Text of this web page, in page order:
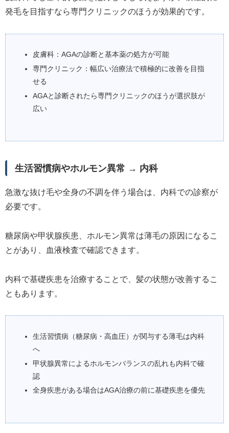
発毛を目指すなら専門クリニックのほうが効果的です。
皮膚科：AGAの診断と基本薬の処方が可能
専門クリニック：幅広い治療法で積極的に改善を目指
せる
AGAと診断されたら専門クリニックのほうが選択肢が
広い
生活習慣病やホルモン異常 → 内科
急激な抜け毛や全身の不調を伴う場合は、内科での診察が
必要です。
糖尿病や甲状腺疾患、ホルモン異常は薄毛の原因になるこ
とがあり、血液検査で確認できます。
内科で基礎疾患を治療することで、髪の状態が改善するこ
ともあります。
生活習慣病（糖尿病・高血圧）が関与する薄毛は内科
へ
甲状腺異常によるホルモンバランスの乱れも内科で確
認
全身疾患がある場合はAGA治療の前に基礎疾患を優先